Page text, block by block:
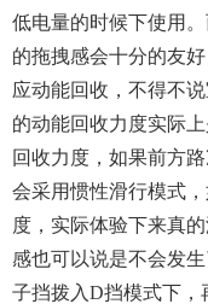
低电量的时候下使用
的拖拽感会十分的友
应动能回收，不得不
的动能回收力度实际
回收力度，如果前方
会采用惯性滑行模式
度，实际体验下来真
感也可以说是不会发
子挡拨入D挡模式下，